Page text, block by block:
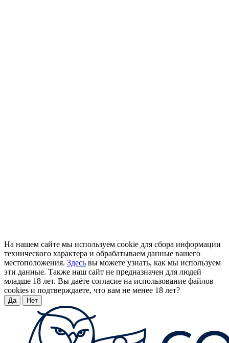
На нашем сайте мы используем cookie для сбора информации
технического характера и обрабатываем данные вашего
местоположения. Здесь вы можете узнать, как мы используем
эти данные. Также наш сайт не предназначен для людей
младше 18 лет. Вы даёте согласие на использование файлов
cookies и подтверждаете, что вам не менее 18 лет?
Да Нет